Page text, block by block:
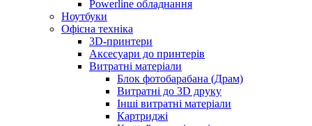
Рowerline обладнання
Ноутбуки
Офісна техніка
3D-принтери
Аксесуари до принтерів
Витратні матеріали
Блок фотобарабана (Драм)
Витратні до 3D друку
Інші витратні матеріали
Картриджі